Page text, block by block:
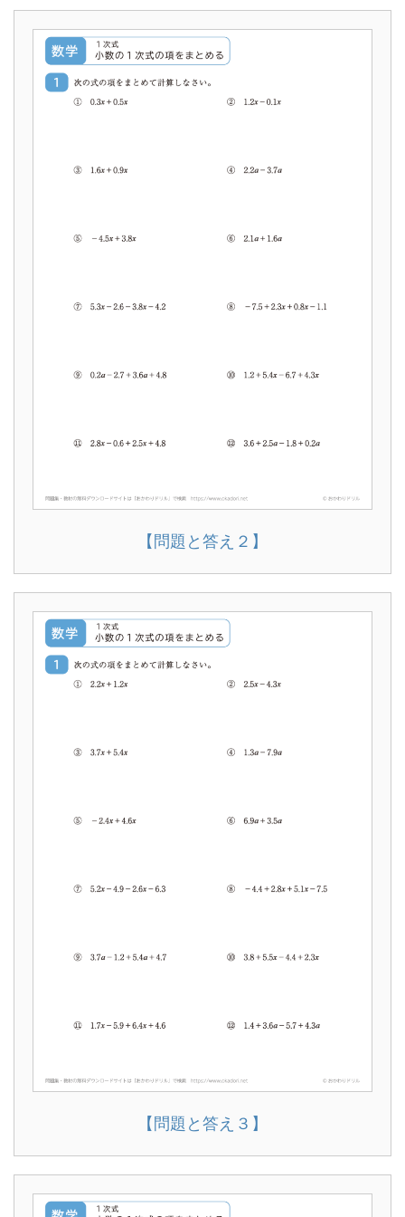
【問題と答え２】
【問題と答え３】